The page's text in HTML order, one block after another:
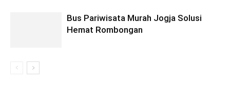
Bus Pariwisata Murah Jogja Solusi
Hemat Rombongan